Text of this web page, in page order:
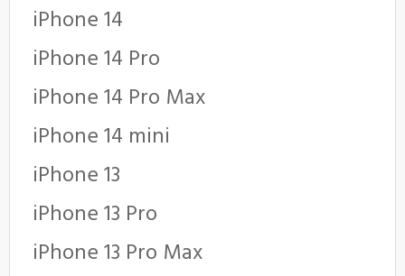
iPhone 14
iPhone 14 Pro
iPhone 14 Pro Max
iPhone 14 mini
iPhone 13
iPhone 13 Pro
iPhone 13 Pro Max